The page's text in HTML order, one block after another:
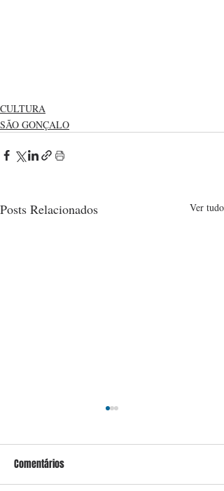
CULTURA
SÃO GONÇALO
Posts Relacionados Ver tudo
Comentários